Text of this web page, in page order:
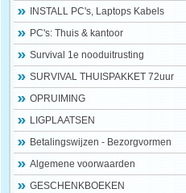
INSTALL PC's, Laptops Kabels
PC's: Thuis & kantoor
Survival 1e nooduitrusting
SURVIVAL THUISPAKKET 72uur
OPRUIMING
LIGPLAATSEN
Betalingswijzen - Bezorgvormen
Algemene voorwaarden
GESCHENKBOEKEN